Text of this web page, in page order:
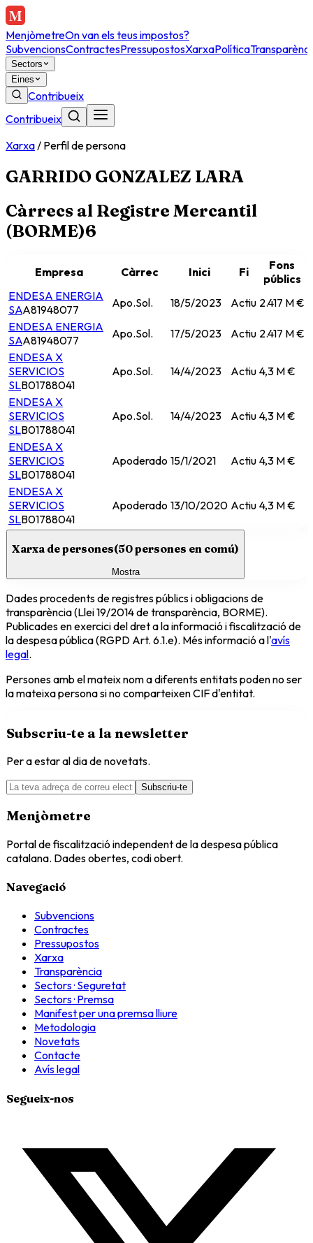
MenjòmetreOn van els teus impostos?
SubvencionsContractesPressupostosXarxaPolítica
Sectors
Eines
Contribueix
Contribueix
Xarxa/ Perfil de persona
GARRIDO GONZALEZ LARA
Càrrecs al Registre Mercantil
(BORME)6
Empresa Càrrec Inici Fi
Fons
públics
ENDESA ENERGIA
SAA81948077 Apo.Sol. 18/5/2023 Actiu 2.417 M €
ENDESA ENERGIA
SAA81948077 Apo.Sol. 17/5/2023 Actiu 2.417 M €
ENDESA X
SERVICIOS
SLB01788041
Apo.Sol. 14/4/2023 Actiu 4,3 M €
ENDESA X
SERVICIOS
SLB01788041
Apo.Sol. 14/4/2023 Actiu 4,3 M €
ENDESA X
SERVICIOS
SLB01788041
Apoderado 15/1/2021 Actiu 4,3 M €
ENDESA X
SERVICIOS
SLB01788041
Apoderado 13/10/2020 Actiu 4,3 M €
Xarxa de persones(50persones en comú)
Mostra
Dades procedents de registres públics i obligacions de
transparència (Llei 19/2014 de transparència, BORME).
Publicades en exercici del dret a la informació i fiscalització de
la despesa pública (RGPD Art. 6.1.e). Més informació a l'avís
legal.
Persones amb el mateix nom a diferents entitats poden no ser
la mateixa persona si no comparteixen CIF d'entitat.
Subscriu-te a la newsletter
Per a estar al dia de novetats.
Subscriu-te
Menjòmetre
Portal de fiscalització independent de la despesa pública
catalana. Dades obertes, codi obert.
Navegació
Subvencions
Contractes
Pressupostos
Xarxa
Transparència
Sectors · Seguretat
Sectors · Premsa
Manifest per una premsa lliure
Metodologia
Novetats
Contacte
Avís legal
Segueix-nos